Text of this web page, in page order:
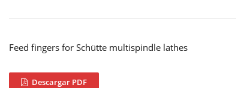
Feed fingers for Schütte multispindle lathes
Descargar PDF